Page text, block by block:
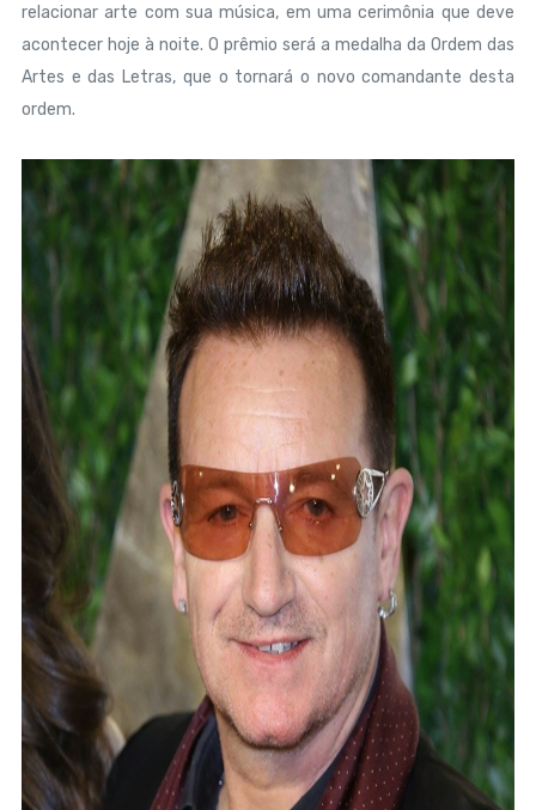
relacionar arte com sua música, em uma cerimônia que deve
acontecer hoje à noite. O prêmio será a medalha da Ordem das
Artes e das Letras, que o tornará o novo comandante desta
ordem.